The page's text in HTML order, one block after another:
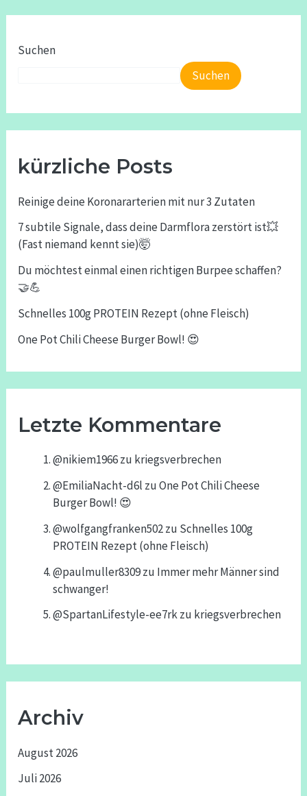
Suchen
Suchen
kürzliche Posts
Reinige deine Koronararterien mit nur 3 Zutaten
7 subtile Signale, dass deine Darmflora zerstört ist💥
(Fast niemand kennt sie)🤯
Du möchtest einmal einen richtigen Burpee schaffen?
🤝💪
Schnelles 100g PROTEIN Rezept (ohne Fleisch)
One Pot Chili Cheese Burger Bowl! 😍
Letzte Kommentare
@nikiem1966zu kriegsverbrechen
@EmiliaNacht-d6l zuOne Pot Chili Cheese
Burger Bowl! 😍
@wolfgangfranken502zu Schnelles 100g
PROTEIN Rezept (ohne Fleisch)
@paulmuller8309zu Immer mehr Männer sind
schwanger!
@SpartanLifestyle-ee7rkzu kriegsverbrechen
Archiv
August 2026
Juli 2026